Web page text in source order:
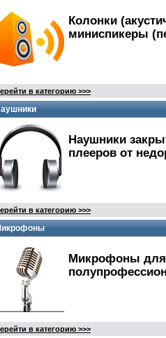
Колонки
миниспикеры
в категорию >>>
Наушники
плееров от
в категорию >>>
Микрофоны для
в категорию >>>